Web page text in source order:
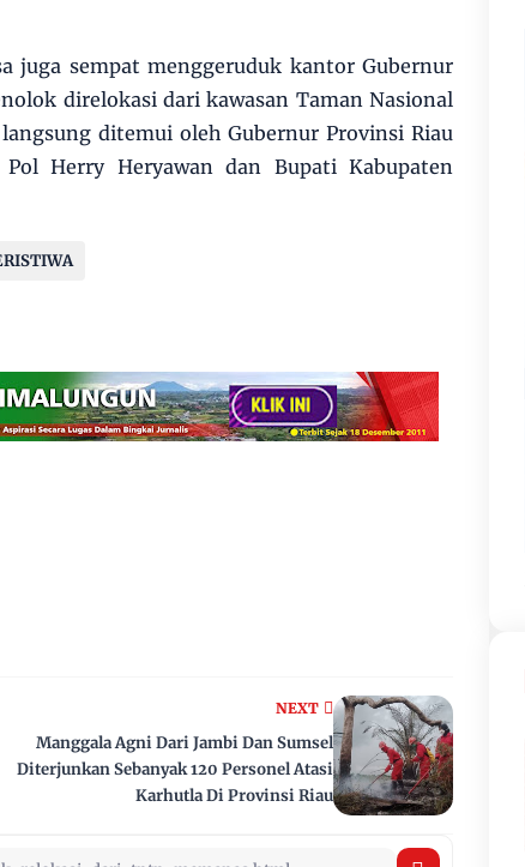
juga sempat menggeruduk kantor Gubernur
direlokasi dari kawasan Taman Nasional
ditemui oleh Gubernur Provinsi Riau
Herry Heryawan dan Bupati Kabupaten
NEXT
Manggala Agni Dari Jambi Dan Sumsel
Diterjunkan Sebanyak 120 Personel Atasi
Karhutla Di Provinsi Riau